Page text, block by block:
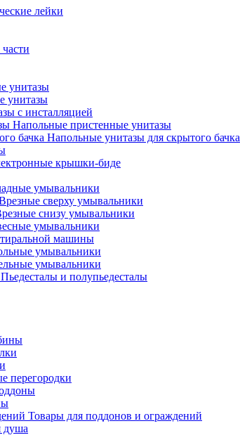
лейки
унитазы
унитазы
с инсталляцией
Напольные пристенные унитазы
Напольные унитазы для скрытого бачка
крышки-биде
умывальники
сверху умывальники
снизу умывальники
умывальники
машины
умывальники
умывальники
Пьедесталы и полупьедесталы
перегородки
Товары для поддонов и ограждений
душа